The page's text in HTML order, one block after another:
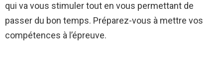
qui va vous stimuler tout en vous permettant de
passer du bon temps. Préparez-vous à mettre vos
compétences à l’épreuve.